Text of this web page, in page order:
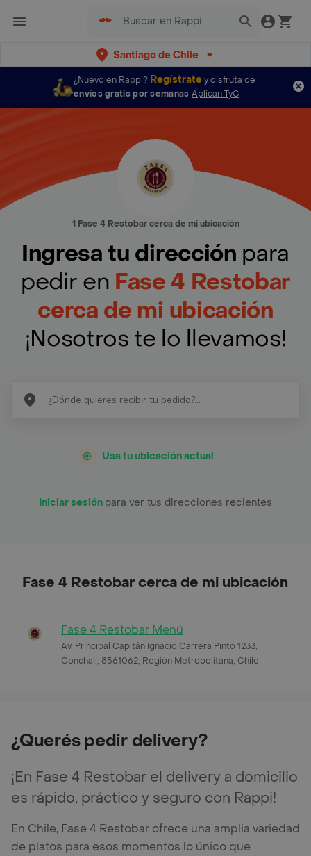
Santiago de Chile
¿Nuevo en Rappi? Regístratey disfruta de
envíos gratis por semanas Aplican TyC
1 Fase 4 Restobar cerca de mi ubicación
Ingresa tu dirección para
pedir en Fase 4 Restobar
cerca de mi ubicación
¡Nosotros te lo llevamos!
Usa tu ubicación actual
Iniciar sesión para ver tus direcciones recientes
Fase 4 Restobar cerca de mi ubicación
Fase 4 Restobar Menú
Av. Principal Capitán Ignacio Carrera Pinto 1233,
Conchalí, 8561062, Región Metropolitana, Chile
¿Querés pedir delivery?
¡En Fase 4 Restobar el delivery a domicilio
es rápido, práctico y seguro con Rappi!
En Chile, Fase 4 Restobar ofrece una amplia variedad
de platos para esos momentos lo único que